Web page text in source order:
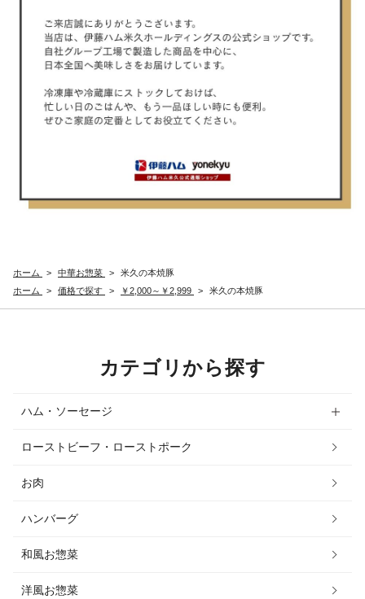
ホーム > 中華お惣菜 >
米久の本焼豚
ホーム
> 価格で探す > ￥2,000～￥2,999 > 米久の本焼豚
カテゴリから探す
ハム・ソーセージ
ローストビーフ・ローストポーク
お肉
ハンバーグ
和風お惣菜
洋風お惣菜